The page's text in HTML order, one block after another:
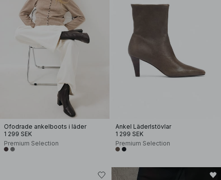
Ofodrade ankelboots i läder
1 299 SEK
Premium Selection
Ankel Läderlstövlar
1 299 SEK
Premium Selection